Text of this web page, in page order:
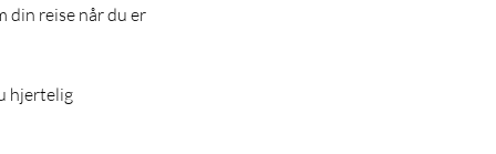
din reise når du er
hjertelig